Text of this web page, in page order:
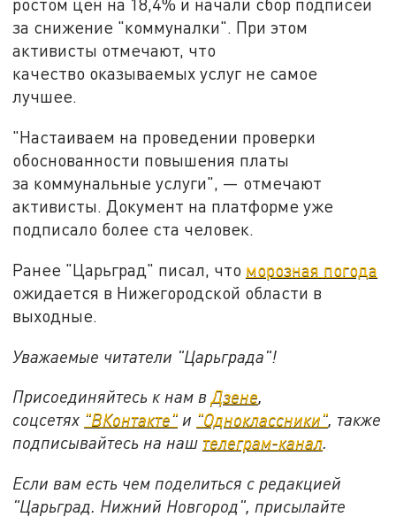
ростом цен на 18,4% и начали сбор подписей
за снижение "коммуналки". При этом
активисты отмечают, что
качество оказываемых услуг не самое
лучшее.
"Настаиваем на проведении проверки
обоснованности повышения платы
за коммунальные услуги", — отмечают
активисты. Документ на платформе уже
подписало более ста человек.
Ранее "Царьград" писал, что морозная погода
ожидается в Нижегородской области в
выходные.
Уважаемые читатели "Царьграда"!
Присоединяйтесь к нам вДзене,
соцсетях "ВКонтакте" и "Одноклассники", также
подписывайтесь на наш телеграм-канал.
Если вам есть чем поделиться с редакцией
"Царьград. Нижний Новгород", присылайте